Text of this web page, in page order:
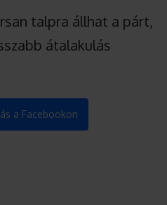
talpra állhat a párt,
átalakulás
a Facebookon